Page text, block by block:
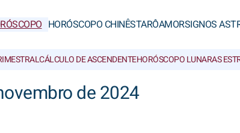
HORÓSCOPO CHINÊSTARÔAMORSIGNOS
CÁLCULO DE ASCENDENTEHORÓSCOPO LUNARAS
de 2024